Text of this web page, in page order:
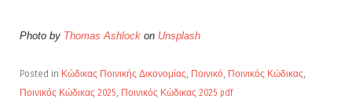
Photo by Thomas Ashlock on Unsplash
Posted in Κώδικας Ποινικής Δικονομίας, Ποινικό, Ποινικός Κώδικας,
Ποινικός Κώδικας 2025, Ποινικός Κώδικας 2025 pdf